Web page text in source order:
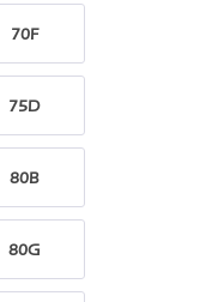
70F
75D
80B
80G